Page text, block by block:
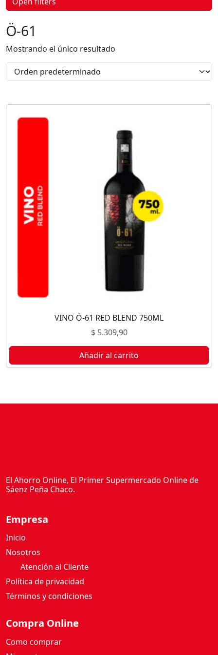
o
d
u
c
t
o
Ö-61
Mostrando el único resultado
VINO Ö-61 RED BLEND 750ML
$5.309,90
Añadir al carrito
El Ahorro Online, El Primer Supermercado Online de
Sáenz Peña Chaco.
Empresa
Inicio
Nosotros
Atención al Cliente
Política de privacidad
Términos y condiciones
Compra Online
Como comprar